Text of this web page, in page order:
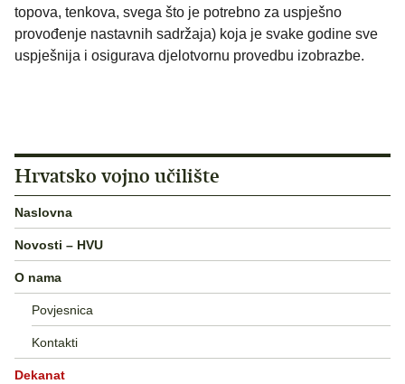
topova, tenkova, svega što je potrebno za uspješno
provođenje nastavnih sadržaja) koja je svake godine sve
uspješnija i osigurava djelotvornu provedbu izobrazbe.
Hrvatsko vojno učilište
Naslovna
Novosti – HVU
O nama
Povjesnica
Kontakti
Dekanat